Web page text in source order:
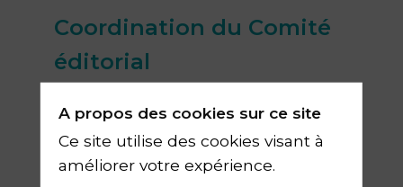
Coordination du Comité
éditorial
Serge GUÉRIN
Sociologue spécialiste de
A propos des cookies sur ce site
Ce site utilise des cookies visant à
améliorer votre expérience.